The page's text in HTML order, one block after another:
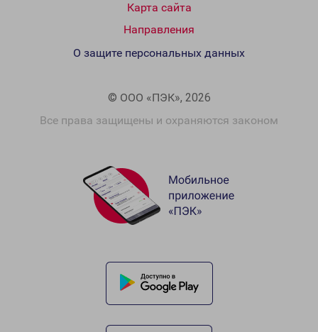
Карта сайта
Направления
© ООО «ПЭК», 2026
Все права защищены и охраняются законом
О защите персональных данных